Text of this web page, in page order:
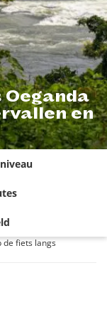
Oeganda
en
de fiets langs